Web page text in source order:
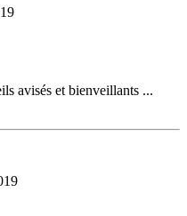
avisés et bienveillants ...